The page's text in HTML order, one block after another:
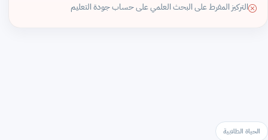
التركيز المفرط على البحث العلمي على حساب جودة التعليم
الحياة الطلابية